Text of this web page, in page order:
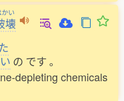
かい
壊
の です。
depleting chemicals